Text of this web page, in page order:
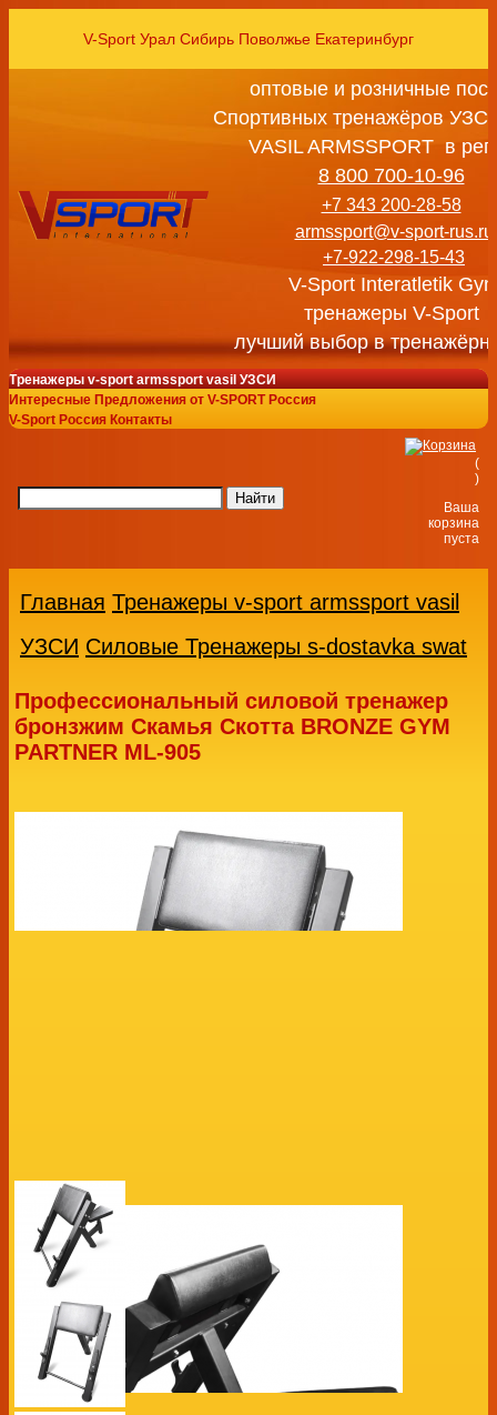
V-Sport Урал Сибирь Поволжье Екатеринбург
оптовые и розничные
Спортивных тренажёров
VASIL ARMSSPORT в
8 800 700-10-96
+7 343 200-28-58
armssport@v-sport-rus.ru
+7-922-298-15-43
V-Sport Interatletik
тренажеры V-Sport
лучший выбор в
Тренажеры v-sport armssport vasil УЗСИ
Интересные Предложения от V-SPORT Россия
V-Sport Россия Контакты
(
)
Ваша
корзина
пуста
Главная Тренажеры v-sport armssport vasil
УЗСИ Силовые Тренажеры s-dostavka swat
Профессиональный силовой тренажер
бронзжим Скамья Скотта BRONZE GYM
PARTNER ML-905